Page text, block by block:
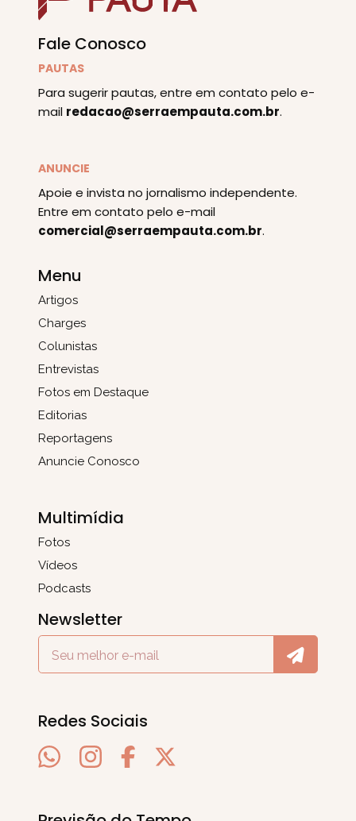
Fale Conosco
PAUTAS
Para sugerir pautas, entre em contato pelo e-
mail redacao@serraempauta.com.br.
ANUNCIE
Apoie e invista no jornalismo independente.
Entre em contato pelo e-mail
comercial@serraempauta.com.br.
Menu
Artigos
Charges
Colunistas
Entrevistas
Fotos em Destaque
Editorias
Reportagens
Anuncie Conosco
Multimídia
Fotos
Vídeos
Podcasts
Newsletter
Redes Sociais